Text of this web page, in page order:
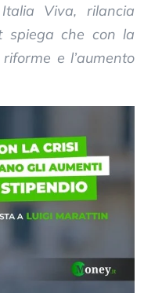
Viva, rilancia
spiega che con la
e l’aumento